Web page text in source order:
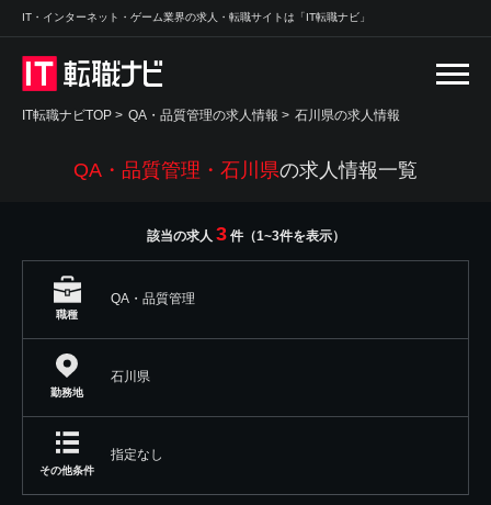
IT・インターネット・ゲーム業界の求人・転職サイトは「IT転職ナビ」
IT転職ナビTOP > QA・品質管理の求人情報 > 石川県の求人情報
QA・品質管理・石川県の求人情報一覧
該当の求人 3件（1~3件を表示）
職種
QA・品質管理
勤務地
石川県
その他条件
指定なし